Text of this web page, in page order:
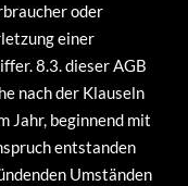
oder
einer
8.3. dieser AGB
nach der Klauseln
Jahr, beginnend mit
entstanden
Umständen